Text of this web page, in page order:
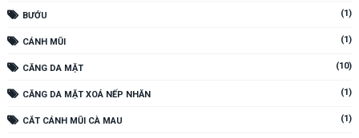
BƯỚU (1)
CÁNH MŨI (1)
CĂNG DA MẶT (10)
CĂNG DA MẶT XOÁ NẾP NHĂN (1)
CẮT CÁNH MŨI CÀ MAU (1)